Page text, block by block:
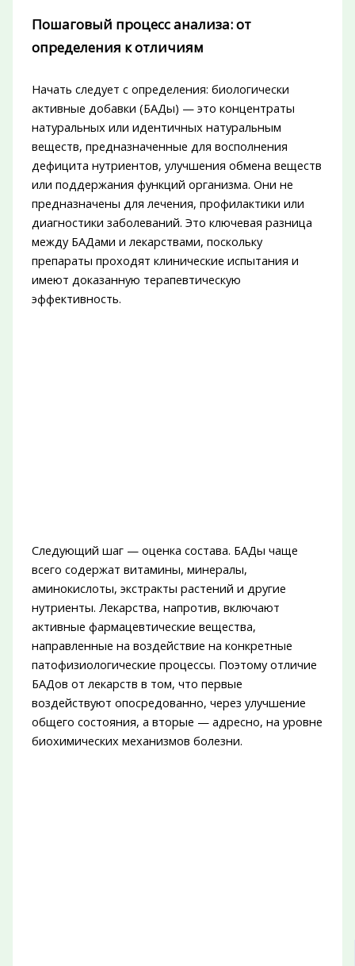
Пошаговый процесс анализа: от
определения к отличиям
Начать следует с определения: биологически
активные добавки (БАДы) — это концентраты
натуральных или идентичных натуральным
веществ, предназначенные для восполнения
дефицита нутриентов, улучшения обмена веществ
или поддержания функций организма. Они не
предназначены для лечения, профилактики или
диагностики заболеваний. Это ключевая разница
между БАДами и лекарствами, поскольку
препараты проходят клинические испытания и
имеют доказанную терапевтическую
эффективность.
Следующий шаг — оценка состава. БАДы чаще
всего содержат витамины, минералы,
аминокислоты, экстракты растений и другие
нутриенты. Лекарства, напротив, включают
активные фармацевтические вещества,
направленные на воздействие на конкретные
патофизиологические процессы. Поэтому отличие
БАДов от лекарств в том, что первые
воздействуют опосредованно, через улучшение
общего состояния, а вторые — адресно, на уровне
биохимических механизмов болезни.